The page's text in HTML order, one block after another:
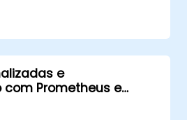
de datos y
complejas.
avanzadas de
y escalabilidad.
e
Prometheus e